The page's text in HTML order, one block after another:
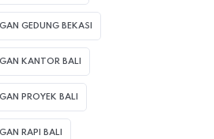
GEDUNG BEKASI
KANTOR BALI
PROYEK BALI
RAPI BALI